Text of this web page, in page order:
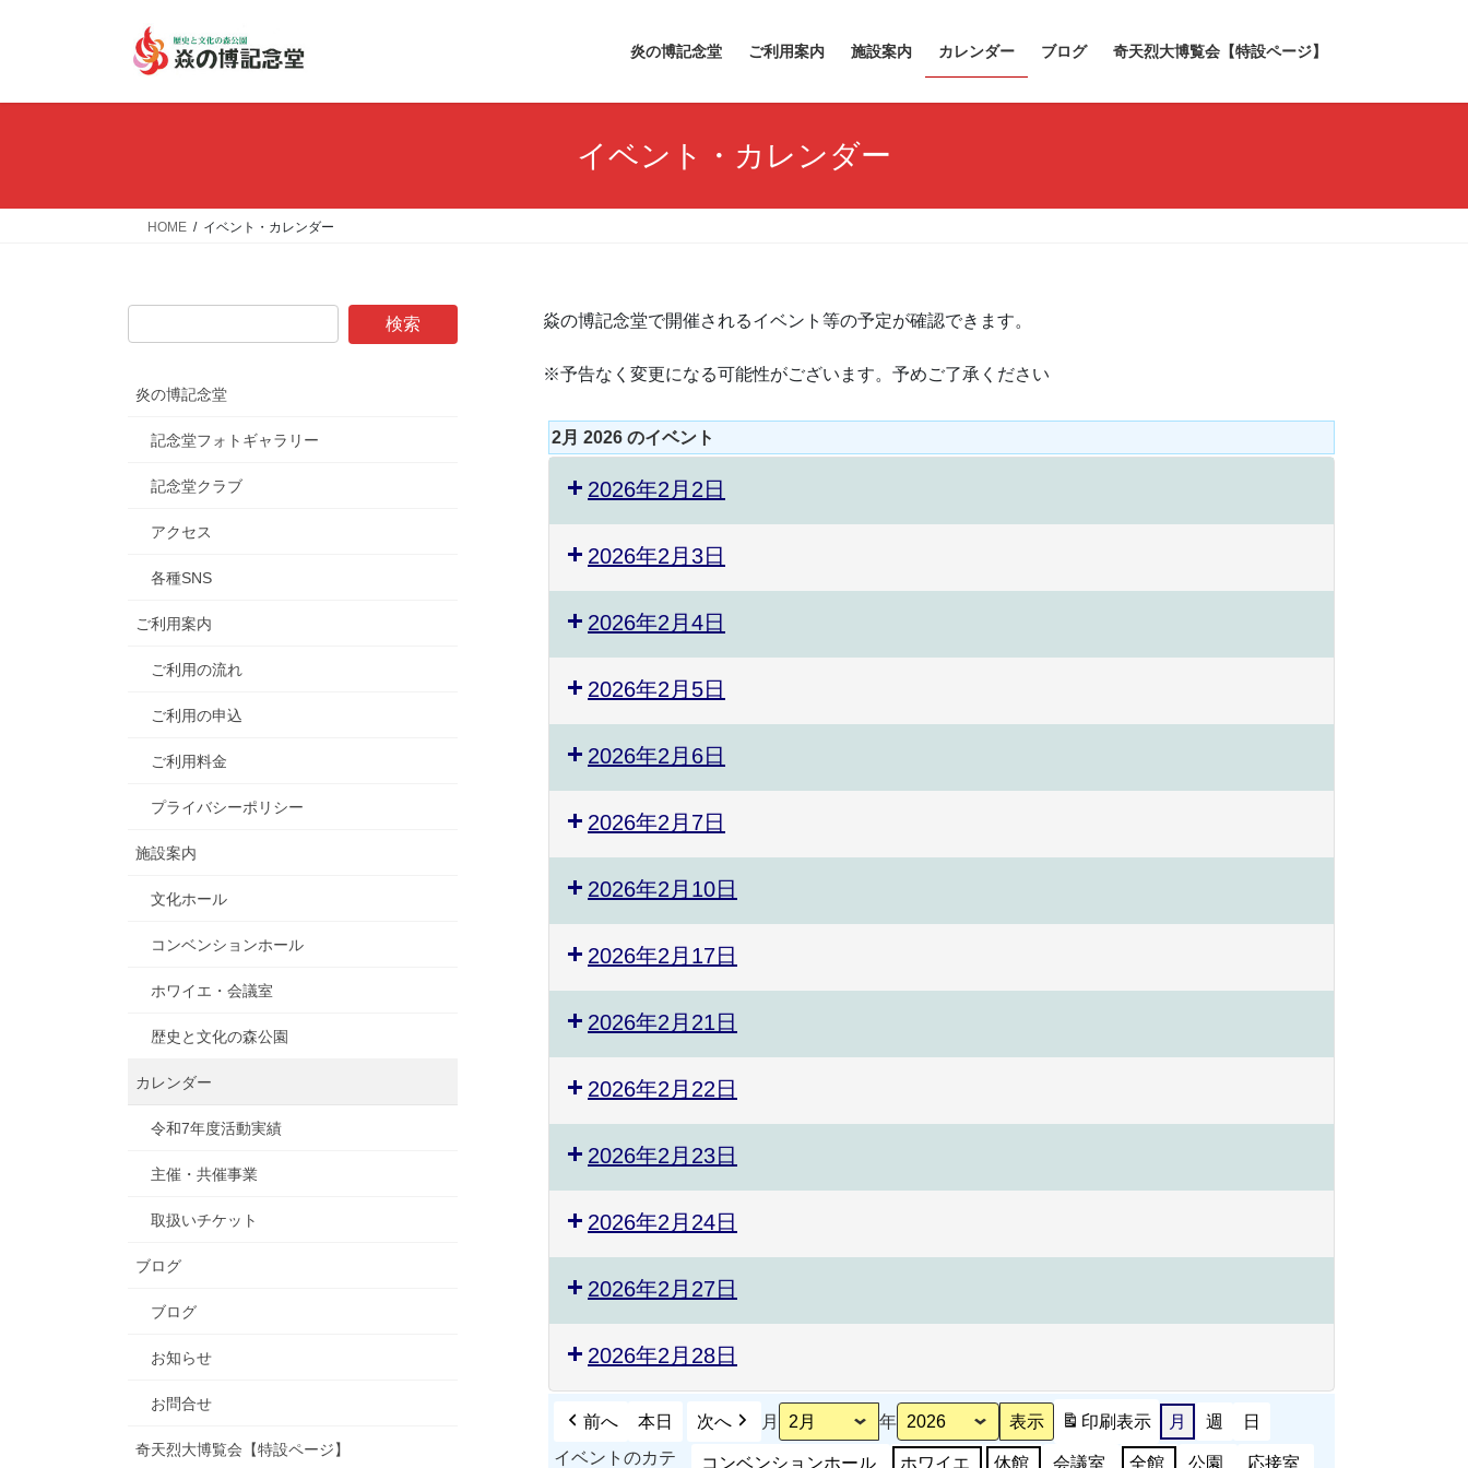
炎の博記念堂 ご利用案内 施設案内 カレンダー ブログ 奇天烈大博覧会【特設ページ】
イベント・カレンダー
HOME イベント・カレンダー
焱の博記念堂で開催されるイベント等の予定が確認できます。
※予告なく変更になる可能性がございます。予めご了承ください
2月 2026 のイベント
2026年2月2日
2026年2月3日
2026年2月4日
2026年2月5日
2026年2月6日
2026年2月7日
2026年2月10日
2026年2月17日
2026年2月21日
2026年2月22日
2026年2月23日
2026年2月24日
2026年2月27日
2026年2月28日
前へ 本日 次へ 月 年 印刷表示 月 週
日
イベントのカテ
コンベンションホール ホワイエ 休館 会議室 全館 公園 応接室
炎の博記念堂
記念堂フォトギャラリー
記念堂クラブ
アクセス
各種SNS
ご利用案内
ご利用の流れ
ご利用の申込
ご利用料金
プライバシーポリシー
施設案内
文化ホール
コンベンションホール
ホワイエ・会議室
歴史と文化の森公園
カレンダー
令和7年度活動実績
主催・共催事業
取扱いチケット
ブログ
ブログ
お知らせ
お問合せ
奇天烈大博覧会【特設ページ】